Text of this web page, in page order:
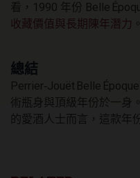
看，1990 年份 Belle
收藏價值與長期陳年潛力
總結
Perrier‑Jouët Belle
術瓶身與頂級年份於一身
的愛酒人士而言，這款年